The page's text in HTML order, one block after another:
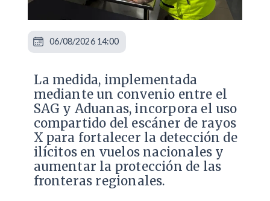
La medida, implementada
mediante un convenio entre el
SAG y Aduanas, incorpora el uso
compartido del escáner de rayos
X para fortalecer la detección de
ilícitos en vuelos nacionales y
aumentar la protección de las
fronteras regionales.
06/08/2026 14:00